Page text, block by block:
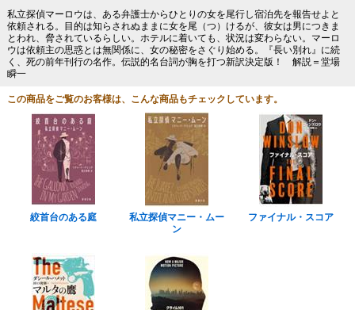
私立探偵マーロウは、ある弁護士からひとりの女を尾行し宿泊先を報告せよと
依頼される。目的は知らされぬままに女を尾（つ）けるが、彼女は男につきま
とわれ、脅されているらしい。ホテルに着いても、状況は変わらない。マーロ
ウは依頼主の思惑とは無関係に、女の秘密をさぐり始める。『長い別れ』に続
く、死の前年刊行の名作。伝説的名台詞が胸を打つ新訳決定版！ 解説＝堂場
瞬一
この商品をご覧のお客様は、こんな商品もチェックしています。
絞首台のある庭
私立探偵マニー・ムー
ン
ファイナル・スコア